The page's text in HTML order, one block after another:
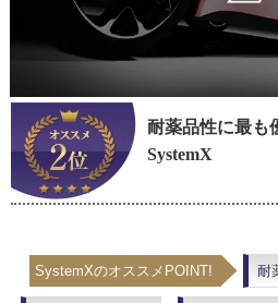
耐薬品性に最も
SystemX
SystemXのオススメPOINT! 耐